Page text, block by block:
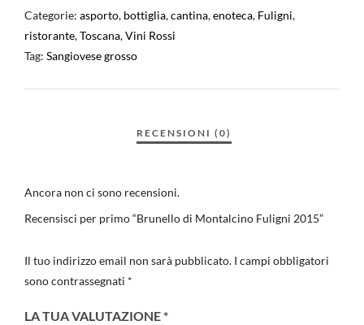
Categorie: asporto, bottiglia,cantina,enoteca, Fuligni,
ristorante,Toscana,Vini Rossi
Tag: Sangiovese grosso
Ancora non ci sono recensioni.
Recensisci per primo “Brunello di Montalcino Fuligni 2015”
Il tuo indirizzo email non sarà pubblicato. I campi obbligatori
sono contrassegnati *
LA TUA VALUTAZIONE*